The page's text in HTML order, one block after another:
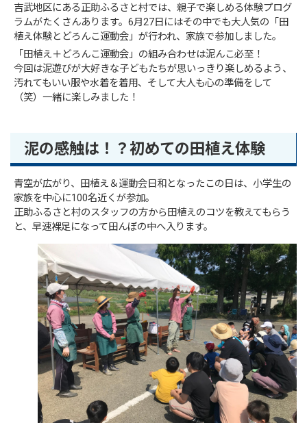
吉武地区にある正助ふるさと村では、親子で楽しめる体験プログ
ラムがたくさんあります。6月27日にはその中でも大人気の「田
植え体験とどろんこ運動会」が行われ、家族で参加しました。
「田植え＋どろんこ運動会」の組み合わせは泥んこ必至！
今回は泥遊びが大好きな子どもたちが思いっきり楽しめるよう、
汚れてもいい服や水着を着用、そして大人も心の準備をして
（笑）一緒に楽しみました！
泥の感触は！？初めての田植え体験
青空が広がり、田植え＆運動会日和となったこの日は、小学生の
家族を中心に100名近くが参加。
正助ふるさと村のスタッフの方から田植えのコツを教えてもらう
と、早速裸足になって田んぼの中へ入ります。